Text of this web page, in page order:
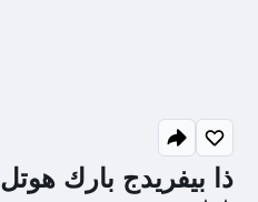
ذا بيفريدج بارك هوتل